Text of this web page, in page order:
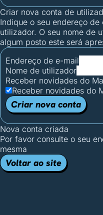
Criar nova conta de
Indique o seu endereço
utilizador. O seu nome de
algum posto este será
Endereço de e-mail
Nome de utilizador
Receber novidades do
Receber novidades do
Criar nova conta
Nova conta criada
Por favor consulte o seu
mesma
Voltar ao site